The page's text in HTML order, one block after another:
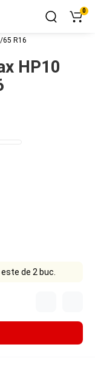
0
65 R16
HP10
de 2 buc.